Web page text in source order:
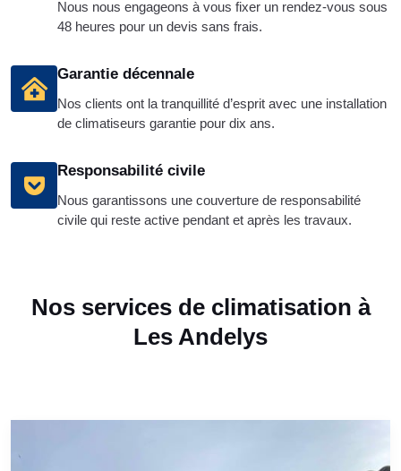
Nous nous engageons à vous fixer un rendez-vous sous
48 heures pour un devis sans frais.
Garantie décennale
Nos clients ont la tranquillité d’esprit avec une installation
de climatiseurs garantie pour dix ans.
Responsabilité civile
Nous garantissons une couverture de responsabilité
civile qui reste active pendant et après les travaux.
Nos services de climatisation à
Les Andelys